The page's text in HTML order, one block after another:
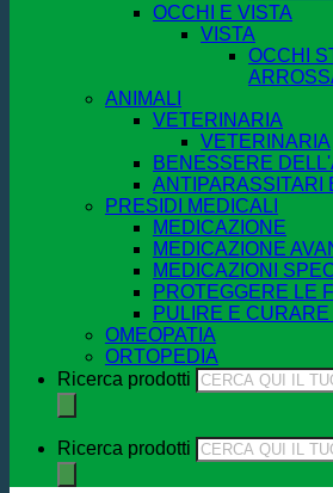
OCCHI E VISTA
VISTA
OCCHI
ANIMALI
VETERINARIA
VETERINARIA
BENESSERE
ANTIPARASSITARI
PRESIDI MEDICALI
MEDICAZIONE
MEDICAZIONE
MEDICAZIONI
PROTEGGERE LE
PULIRE E
OMEOPATIA
ORTOPEDIA
Ricerca prodotti
Ricerca prodotti